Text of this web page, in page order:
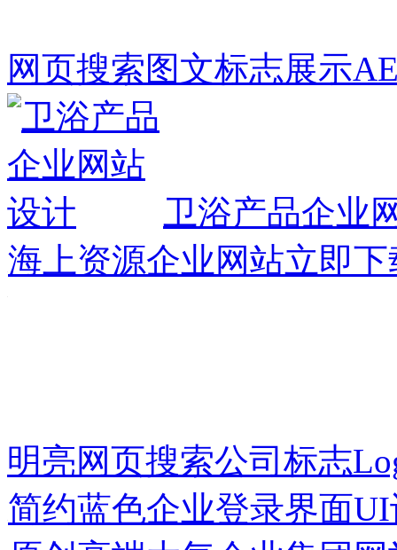
网页搜索图文标志展示
卫浴产品企业
海上资源企业网站立即下
明亮网页搜索公司标志
简约蓝色企业登录界面